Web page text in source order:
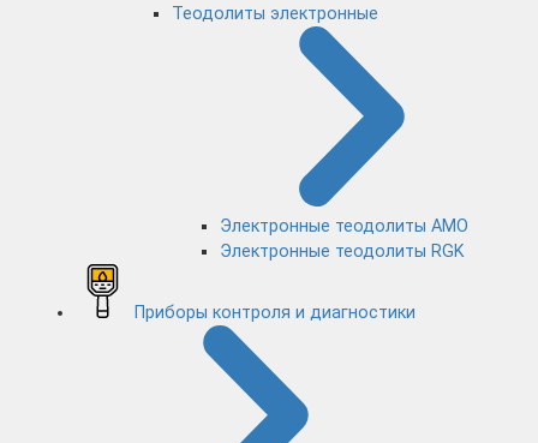
Теодолиты электронные
Электронные теодолиты AMO
Электронные теодолиты RGK
Приборы контроля и диагностики